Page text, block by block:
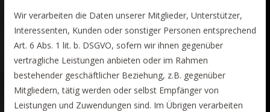
Wir verarbeiten die Daten unserer Mitglieder, Unterstützer,
Interessenten, Kunden oder sonstiger Personen entsprechend
Art. 6 Abs. 1 lit. b. DSGVO, sofern wir ihnen gegenüber
vertragliche Leistungen anbieten oder im Rahmen
bestehender geschäftlicher Beziehung, z.B. gegenüber
Mitgliedern, tätig werden oder selbst Empfänger von
Leistungen und Zuwendungen sind. Im Übrigen verarbeiten